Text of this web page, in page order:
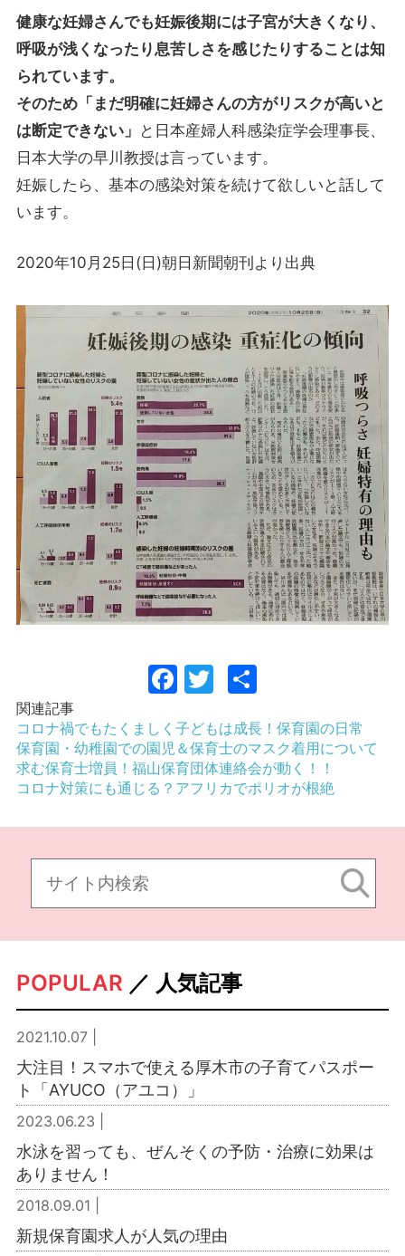
健康な妊婦さんでも妊娠後期には子宮が大きくなり、
呼吸が浅くなったり息苦しさを感じたりすることは知
られています。
そのため「まだ明確に妊婦さんの方がリスクが高いと
は断定できない」 と日本産婦人科感染症学会理事長、
日本大学の早川教授は言っています。
妊娠したら、基本の感染対策を続けて欲しいと話して
います。
2020年10月25日(日)朝日新聞朝刊より出典
Facebook
Twitter
関連記事
コロナ禍でもたくましく子どもは成長！保育園の日常
保育園・幼稚園での園児＆保育士のマスク着用について
求む保育士増員！福山保育団体連絡会が動く！！
コロナ対策にも通じる？アフリカでポリオが根絶
POPULAR ／ 人気記事
2021.10.07 |
大注目！スマホで使える厚木市の子育てパスポー
ト「AYUCO（アユコ）」
2023.06.23 |
水泳を習っても、ぜんそくの予防・治療に効果は
ありません！
2018.09.01 |
新規保育園求人が人気の理由